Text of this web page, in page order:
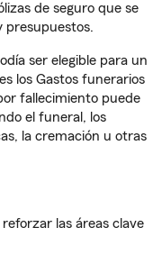
de seguro que se
presupuestos.
ser elegible para un
los Gastos funerarios
fallecimiento puede
el funeral, los
la cremación u otras
las áreas clave